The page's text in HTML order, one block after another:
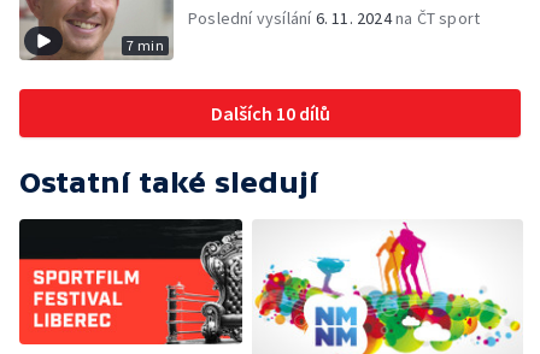
7 min
Poslední vysílání6. 11. 2024na ČT sport
Dalších 10 dílů
Ostatní také sledují